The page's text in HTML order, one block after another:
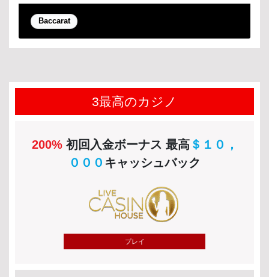
Baccarat
3最高のカジノ
200%初回入金ボーナス 最高＄１０，
０００ キャッシュバック
プレイ